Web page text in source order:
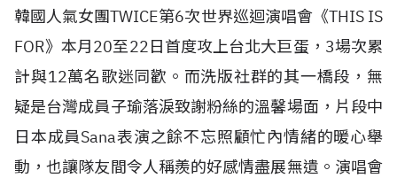
韓國人氣女團TWICE第6次世界巡迴演唱會《THIS IS
FOR》本月20至22日首度攻上台北大巨蛋，3場次累
計與12萬名歌迷同歡。而洗版社群的其一橋段，無
疑是台灣成員子瑜落淚致謝粉絲的溫馨場面，片段中
日本成員Sana表演之餘不忘照顧忙內情緒的暖心舉
動，也讓隊友間令人稱羨的好感情盡展無遺。演唱會